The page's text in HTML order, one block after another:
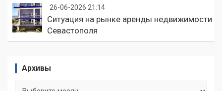
26-06-2026 21:14
Ситуация на рынке аренды недвижимости
Севастополя
Архивы